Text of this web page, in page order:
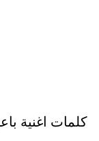
كلمات اغنية